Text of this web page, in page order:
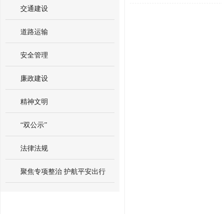
交通建设
道路运输
安全管理
廉政建设
精神文明
“双公示”
法律法规
聚焦专项整治 护航平安出行